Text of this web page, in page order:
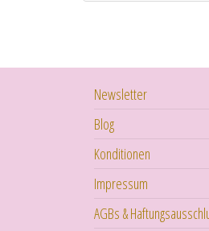
Newsletter
Blog
Konditionen
Impressum
AGBs &